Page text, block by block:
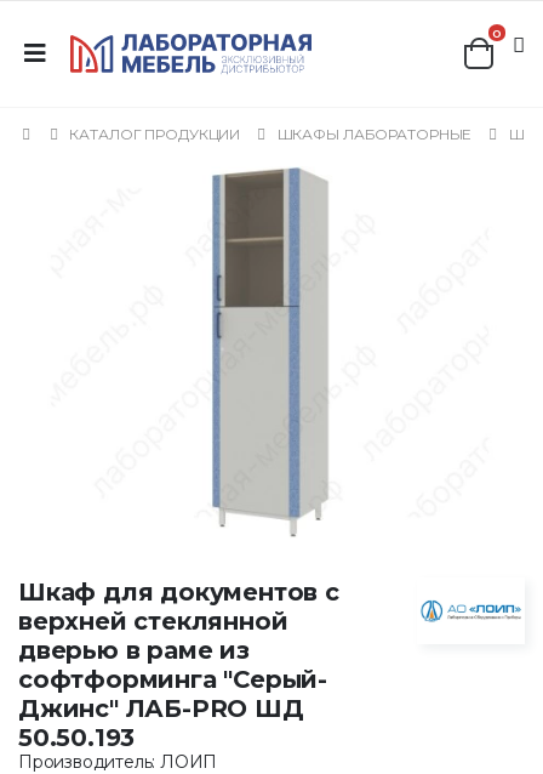
0
КАТАЛОГ ПРОДУКЦИИ ШКАФЫ ЛАБОРАТОРНЫЕ
Шкаф для документов с
верхней стеклянной
дверью в раме из
софтформинга "Серый-
Джинс" ЛАБ-PRO ШД
50.50.193
Производитель: ЛОИП